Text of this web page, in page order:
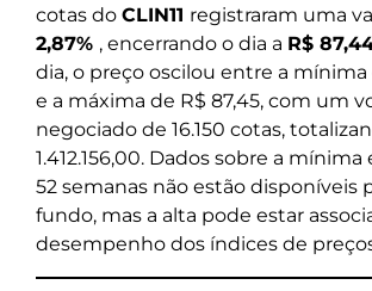
cotas do CLIN11 registraram uma
2,87% , encerrando o dia a R$
dia, o preço oscilou entre a mínima
e a máxima de R$ 87,45, com um
negociado de 16.150 cotas,
1.412.156,00. Dados sobre a
52 semanas não estão disponíveis
fundo, mas a alta pode estar
desempenho dos índices de